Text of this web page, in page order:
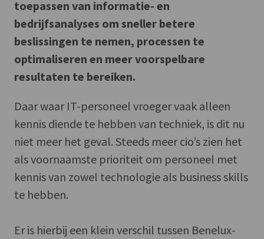
toepassen van informatie- en
bedrijfsanalyses om sneller betere
beslissingen te nemen, processen te
optimaliseren en meer voorspelbare
resultaten te bereiken.
Daar waar IT-personeel vroeger vaak alleen
kennis diende te hebben van techniek, is dit nu
niet meer het geval. Steeds meer cio’s zien het
als voornaamste prioriteit om personeel met
kennis van zowel technologie als business skills
te hebben.
Er is hierbij een klein verschil tussen Benelux-